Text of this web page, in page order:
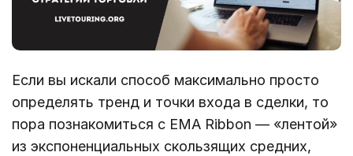
Если вы искали способ максимально просто
определять тренд и точки входа в сделки, то
пора познакомиться с EMA Ribbon — «лентой»
из экспоненциальных скользящих средних,